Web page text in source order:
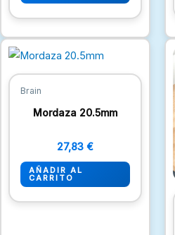
Brain
Mordaza 20.5mm
27,83 €
AÑADIR AL
CARRITO